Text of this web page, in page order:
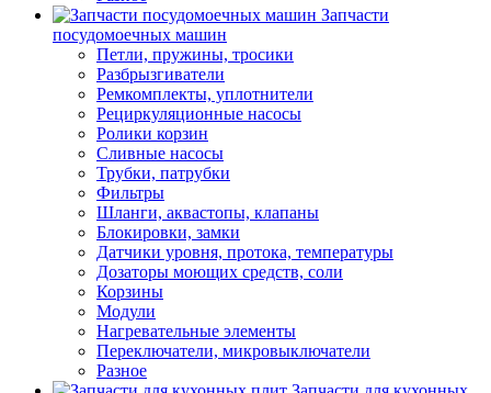
Запчасти
посудомоечных машин
Петли, пружины, тросики
Разбрызгиватели
Ремкомплекты, уплотнители
Рециркуляционные насосы
Ролики корзин
Сливные насосы
Трубки, патрубки
Фильтры
Шланги, аквастопы, клапаны
Блокировки, замки
Датчики уровня, протока, температуры
Дозаторы моющих средств, соли
Корзины
Модули
Нагревательные элементы
Переключатели, микровыключатели
Разное